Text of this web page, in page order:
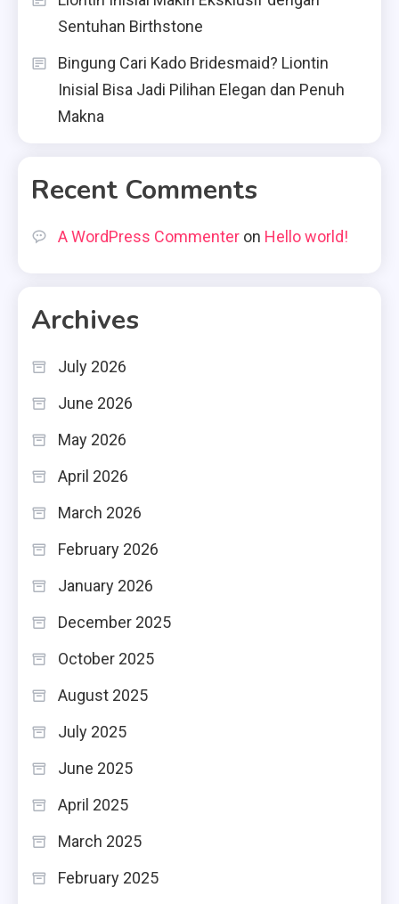
Sentuhan Birthstone
Bingung Cari Kado Bridesmaid? Liontin
Inisial Bisa Jadi Pilihan Elegan dan Penuh
Makna
Recent Comments
A WordPress Commenter on Hello world!
Archives
July 2026
June 2026
May 2026
April 2026
March 2026
February 2026
January 2026
December 2025
October 2025
August 2025
July 2025
June 2025
April 2025
March 2025
February 2025